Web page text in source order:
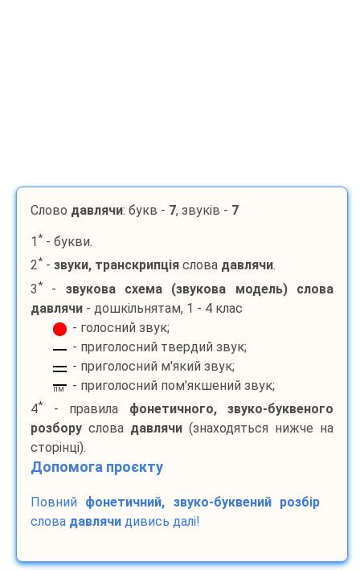
Слово давлячи: букв - 7, звуків - 7
1 * - букви.
2* - звуки, транскрипція слова давлячи.
3* - звукова схема (звукова модель) слова
давлячи - дошкільнятам, 1 - 4 клас
- голосний звук;
- приголосний твердий звук;
- приголосний м'який звук;
пм
- приголосний пом'якшений звук;
4* - правила фонетичного, звуко-буквеного
розбору слова давлячи (знаходяться нижче на
сторінці).
Допомога проєкту
Повний фонетичний, звуко-буквений розбір
слова давлячи дивись далі!